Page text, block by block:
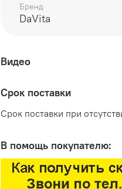
высота 2230 мм
Бренд
DaVita
Видео
Срок поставки
Срок поставки при
В помощь покупателю: